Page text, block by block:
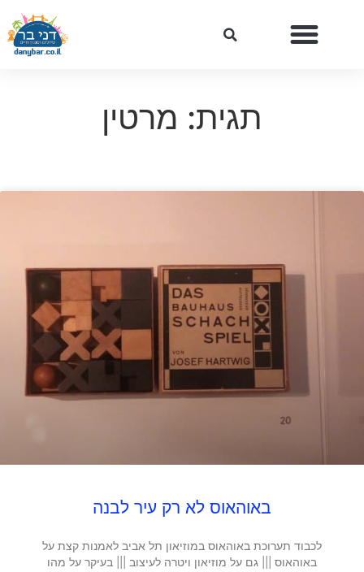
תגית: מרטין
באוהאוס לא רק עיר לבנה
לכבוד תערוכת באוהאוס במוזיאון תל אביב לאמנות קצת על
באוהאוס ||| גם על מוזיאון ויטרה לעיצוב ||| בעיקר על מהו